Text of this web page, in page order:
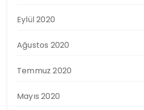
Eylül 2020
Ağustos 2020
Temmuz 2020
Mayıs 2020